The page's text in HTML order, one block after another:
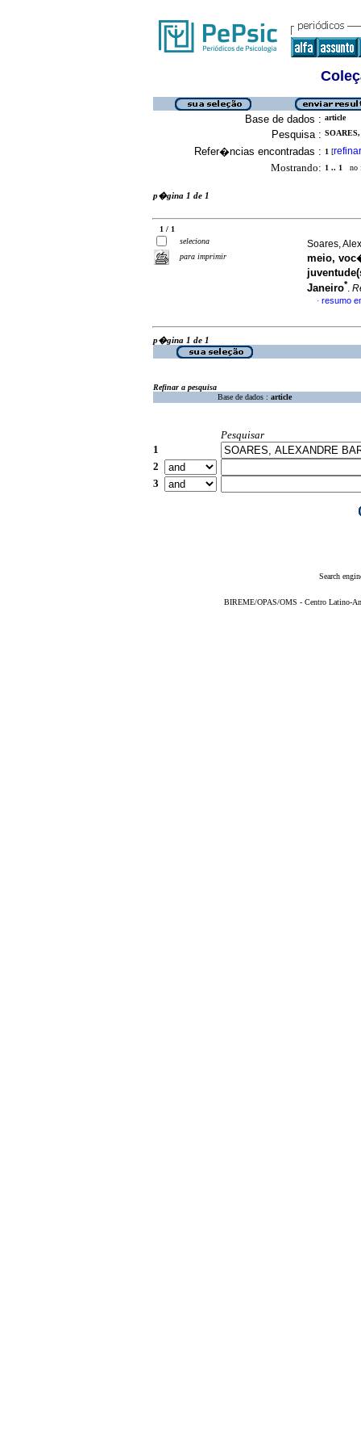
Base de dados : article
Pesquisa :
Refer�ncias encontradas : 1 [refinar
Mostrando: 1 .. 1 no
p�gina 1 de 1
1 / 1
seleciona
para imprimir
Soares,
meio,
Janeiro*.
· resumo
p�gina 1 de 1
Refinar a pesquisa
Base de dados : article
Pesquisar
1
2
3
Search
BIREME/OPAS/OMS - Centro Latino-